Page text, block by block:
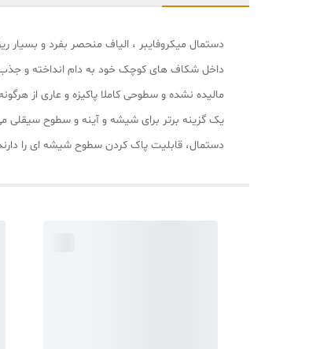
داخل شکاف های کوچک خود به دام انداخته و جذب
مالیده نشده و سطوحی کاملا پاکیزه و عاری از
یک گزینه برتر برای شیشه و آینه و سطوح سیقلی
دستمال، قابلیت پاک کردن سطوح شیشه ای را